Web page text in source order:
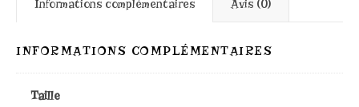
Informations complémentaires Avis (0)
INFORMATIONS COMPLÉMENTAIRES
Taille